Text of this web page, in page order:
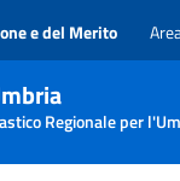
e del Merito
navigazione
Regionale per